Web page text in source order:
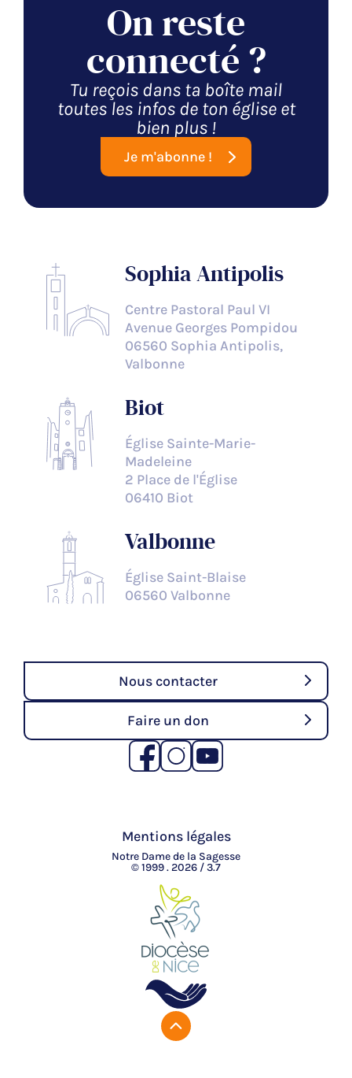
On reste
connecté ?
Tu reçois dans ta boîte mail
toutes les infos de ton église et
bien plus !
Je m'abonne !
Sophia Antipolis
Centre Pastoral Paul VI
Avenue Georges Pompidou
06560 Sophia Antipolis,
Valbonne
Biot
Église Sainte-Marie-
Madeleine
2 Place de l'Église
06410 Biot
Valbonne
Église Saint-Blaise
06560 Valbonne
Nous contacter
Faire un don
Mentions légales
Notre Dame de la Sagesse
© 1999 . 2026 / 3.7